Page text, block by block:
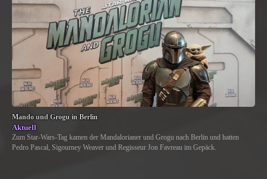
Mando und Grogu in Berlin
Aktuell
Zum Star-Wars-Tag kamen der Mandalorianer und Grogu nach Berlin und hatten
Pedro Pascal, Sigourney Weaver und Regisseur Jon Favreau im Gepäck.